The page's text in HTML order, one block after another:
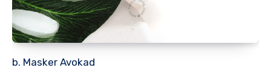
b. Masker Avokad